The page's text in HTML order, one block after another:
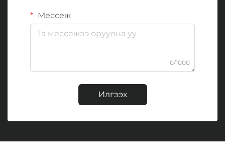
Мессеж
0/1000
Илгээх